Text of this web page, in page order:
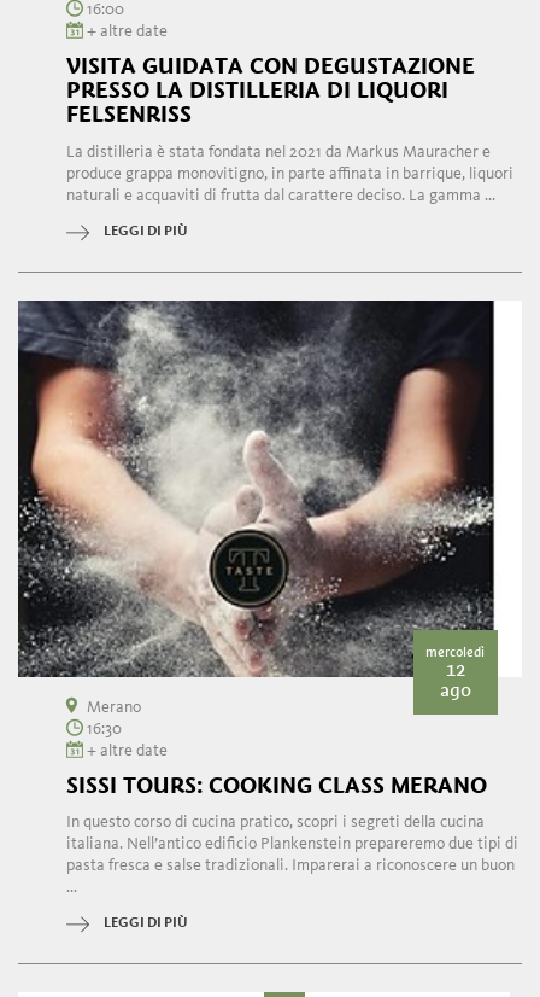
16:00
+ altre date
VISITA GUIDATA CON DEGUSTAZIONE
PRESSO LA DISTILLERIA DI LIQUORI
FELSENRISS
La distilleria è stata fondata nel 2021 da Markus Mauracher e
produce grappa monovitigno, in parte affinata in barrique, liquori
naturali e acquaviti di frutta dal carattere deciso. La gamma ...
LEGGI DI PIÙ
mercoledì
12
ago
Merano
16:30
+ altre date
SISSI TOURS: COOKING CLASS MERANO
In questo corso di cucina pratico, scopri i segreti della cucina
italiana. Nell’antico edificio Plankenstein prepareremo due tipi di
pasta fresca e salse tradizionali. Imparerai a riconoscere un buon
...
LEGGI DI PIÙ